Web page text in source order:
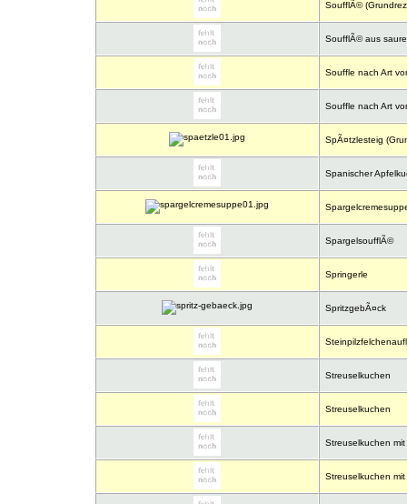
SoufflÃ©
SoufflÃ© aus
Souffle nach Art
Souffle nach Art
SpÃ¤tzlesteig
Spanischer
SpargelsoufflÃ©
Springerle
SpritzgebÃ¤ck
Streuselkuchen
Streuselkuchen
Streuselkuchen
Streuselkuchen